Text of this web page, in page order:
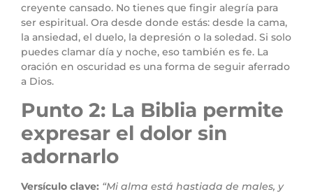
creyente cansado. No tienes que fingir alegría para
ser espiritual. Ora desde donde estás: desde la cama,
la ansiedad, el duelo, la depresión o la soledad. Si solo
puedes clamar día y noche, eso también es fe. La
oración en oscuridad es una forma de seguir aferrado
a Dios.
Punto 2: La Biblia permite
expresar el dolor sin
adornarlo
Versículo clave: “Mi alma está hastiada de males, y